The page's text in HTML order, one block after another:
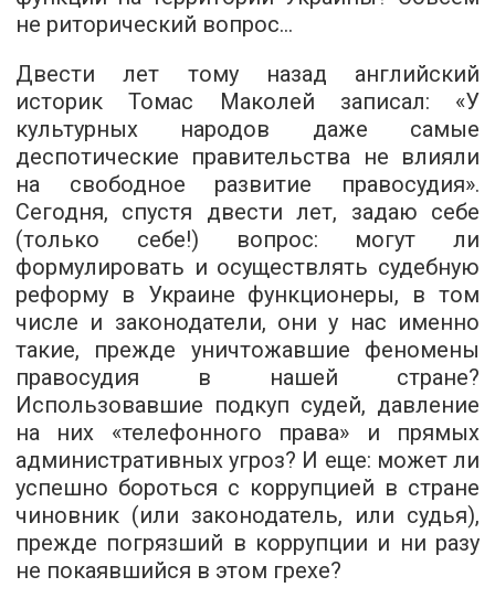
не риторический вопрос…
Двести лет тому назад английский
историк Томас Маколей записал: «У
культурных народов даже самые
деспотические правительства не влияли
на свободное развитие правосудия».
Сегодня, спустя двести лет, задаю себе
(только себе!) вопрос: могут ли
формулировать и осуществлять судебную
реформу в Украине функционеры, в том
числе и законодатели, они у нас именно
такие, прежде уничтожавшие феномены
правосудия в нашей стране?
Использовавшие подкуп судей, давление
на них «телефонного права» и прямых
административных угроз? И еще: может ли
успешно бороться с коррупцией в стране
чиновник (или законодатель, или судья),
прежде погрязший в коррупции и ни разу
не покаявшийся в этом грехе?